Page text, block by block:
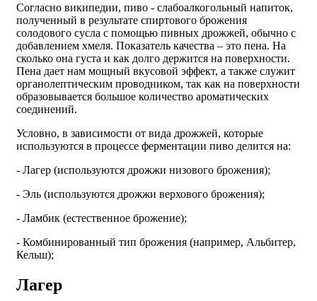
Согласно википедии, пиво - слабоалкогольный напиток,
полученный в результате спиртового брожения
солодового сусла с помощью пивных дрожжей, обычно с
добавлением хмеля. Показатель качества – это пена. На
сколько она густа и как долго держится на поверхности.
Пена дает нам мощный вкусовой эффект, а также служит
органолептическим проводником, так как на поверхности
образовывается большое количество ароматических
соединений.
Условно, в зависимости от вида дрожжей, которые
используются в процессе ферментации пиво делится на:
- Лагер (используются дрожжи низового брожения);
- Эль (используются дрожжи верхового брожения);
- Ламбик (естественное брожение);
- Комбинированный тип брожения (например, Альбитер,
Кельш);
Лагер